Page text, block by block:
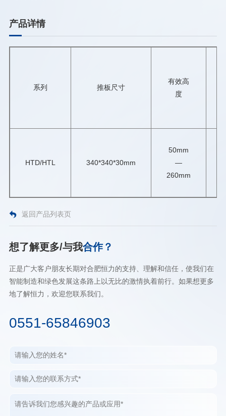
产品详情
系列 推板尺寸
有效高
度
HTD/HTL 340*340*30mm
50mm
—
260mm
返回产品列表页
想了解更多/与我合作？
正是广大客户朋友长期对合肥恒力的支持、理解和信任，使我们在
智能制造和绿色发展这条路上以无比的激情执着前行。如果想更多
地了解恒力，欢迎您联系我们。
0551-65846903